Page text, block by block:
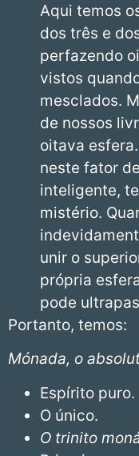
Aqui temos
dos três e
perfazendo
vistos
mesclados.
de nossos
oitava
neste fator
inteligente,
mistério.
unir o
própria
pode
Portanto, temos:
Mónada, o
Espírito puro.
O único.
O trinito